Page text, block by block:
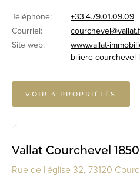
Téléphone:
+33.4.79.01.09.09
Courriel:
Site web:
www.vallat-
biliere-
VOIR 4 PROPRIÉTÉS
Vallat Courchevel 1850
Rue de l'église 32, 73120